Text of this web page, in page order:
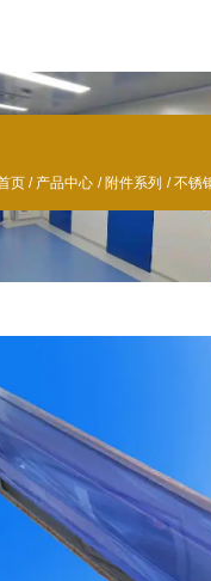
页 / 产品中心 / 附件系列 /不锈